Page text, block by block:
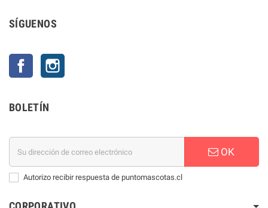
SÍGUENOS
Facebook
BOLETÍN
OK
Autorizo recibir respuesta de puntomascotas.cl